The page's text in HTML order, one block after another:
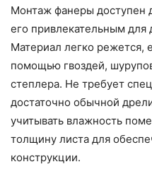
Монтаж фанеры доступен
его привлекательным
Материал легко режется,
помощью гвоздей,
степлера. Не требует
достаточно обычной
учитывать влажность
толщину листа для
конструкции.